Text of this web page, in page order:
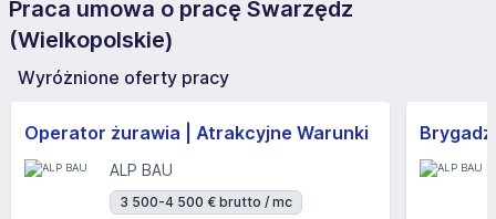
Praca umowa o pracę Swarzędz
(Wielkopolskie)
Wyróżnione oferty pracy
Operator żurawia | Atrakcyjne Warunki
ALP BAU
3 500-4 500 € brutto / mc